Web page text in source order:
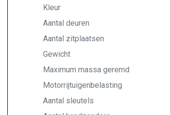
Kleur
Aantal deuren
Aantal zitplaatsen
Gewicht
Maximum massa geremd
Motorrijtuigenbelasting
Aantal sleutels